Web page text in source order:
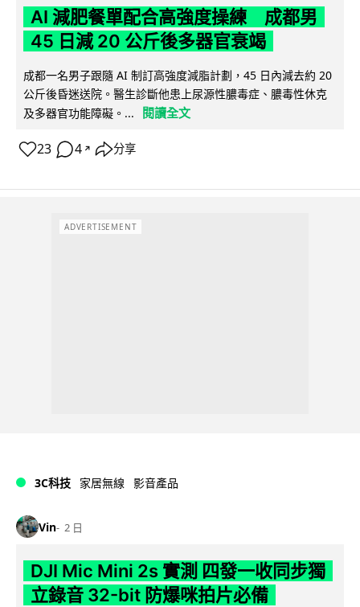
AI 減肥餐單配合高強度操練 成都男
45 日減 20 公斤後多器官衰竭
成都一名男子跟隨 AI 制訂高強度減脂計劃，45 日內減去約 20
公斤後昏迷送院。醫生診斷他患上尿源性膿毒症、膿毒性休克
及多器官功能障礙。...
閱讀全文
23 4 ↗ 分享
ADVERTISEMENT
3C科技 家居無線 影音產品
Vin 2 日
DJI Mic Mini 2s 實測 四發一收同步獨
立錄音 32-bit 防爆咪拍片必備